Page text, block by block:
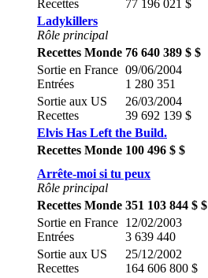
Recettes
77 196 021 $
Ladykillers
Rôle principal
Recettes Monde 76 640 389 $ $
Sortie en France
Entrées
09/06/2004
1 280 351
Sortie aux US
Recettes
26/03/2004
39 692 139 $
Elvis Has Left the Build.
Recettes Monde 100 496 $ $
Arrête-moi si tu peux
Rôle principal
Recettes Monde 351 103 844 $ $
Sortie en France
Entrées
12/02/2003
3 639 440
Sortie aux US
Recettes
25/12/2002
164 606 800 $